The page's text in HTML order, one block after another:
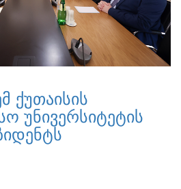
ქუთაისის
უნივერსიტეტის